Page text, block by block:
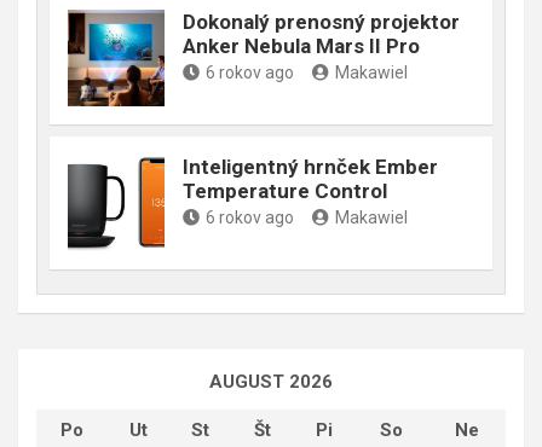
Dokonalý prenosný projektor
Anker Nebula Mars II Pro
6 rokov ago Makawiel
Inteligentný hrnček Ember
Temperature Control
6 rokov ago Makawiel
AUGUST 2026
Po Ut St Št Pi So
Ne